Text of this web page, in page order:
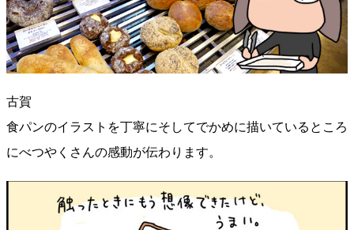
古賀
食パンのイラストを丁寧にそしてでかめに描いているところ
にべつやくさんの感動が伝わります。